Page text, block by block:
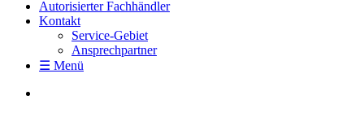
Autorisierter Fachhändler
Kontakt
Service-Gebiet
Ansprechpartner
☰ Menü